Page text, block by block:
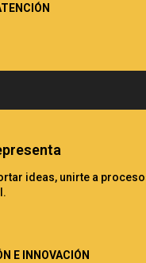
ideas, unirte a
E INNOVACIÓN